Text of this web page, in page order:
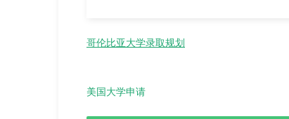
哥伦比亚大学录取规划
美国大学申请